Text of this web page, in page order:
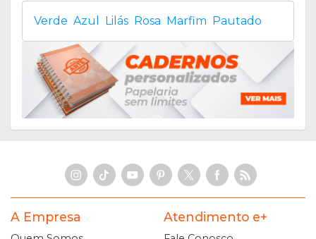
Verde Azul Lilás Rosa Marfim Pautado
A Empresa Atendimento e+